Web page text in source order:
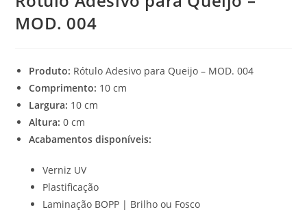
MOD. 004
Produto: Rótulo Adesivo para Queijo – MOD. 004
Comprimento: 10 cm
Largura: 10 cm
Altura: 0 cm
Acabamentos disponíveis:
Verniz UV
Plastificação
Laminação BOPP | Brilho ou Fosco